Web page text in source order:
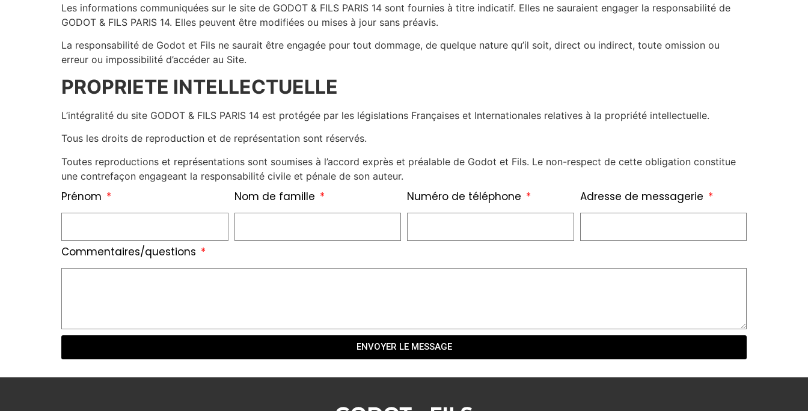
Les informations communiquées sur le site de GODOT & FILS PARIS 14 sont fournies à titre indicatif. Elles ne sauraient engager la responsabilité de
GODOT & FILS PARIS 14. Elles peuvent être modifiées ou mises à jour sans préavis.
La responsabilité de Godot et Fils ne saurait être engagée pour tout dommage, de quelque nature qu’il soit, direct ou indirect, toute omission ou
erreur ou impossibilité d’accéder au Site.
PROPRIETE INTELLECTUELLE
L’intégralité du site GODOT & FILS PARIS 14 est protégée par les législations Françaises et Internationales relatives à la propriété intellectuelle.
Tous les droits de reproduction et de représentation sont réservés.
Toutes reproductions et représentations sont soumises à l’accord exprès et préalable de Godot et Fils. Le non-respect de cette obligation constitue
une contrefaçon engageant la responsabilité civile et pénale de son auteur.
Prénom Nom de famille Numéro de téléphone Adresse de messagerie
Commentaires/questions
ENVOYER LE MESSAGE